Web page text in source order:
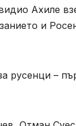
Ахиле
и
русенци –